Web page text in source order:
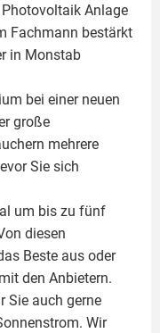
Photovoltaik Anlage
Fachmann bestärkt
in Monstab
bei einer neuen
große
mehrere
Sie sich
um bis zu fünf
diesen
Beste aus oder
den Anbietern.
Sie auch gerne
Wir